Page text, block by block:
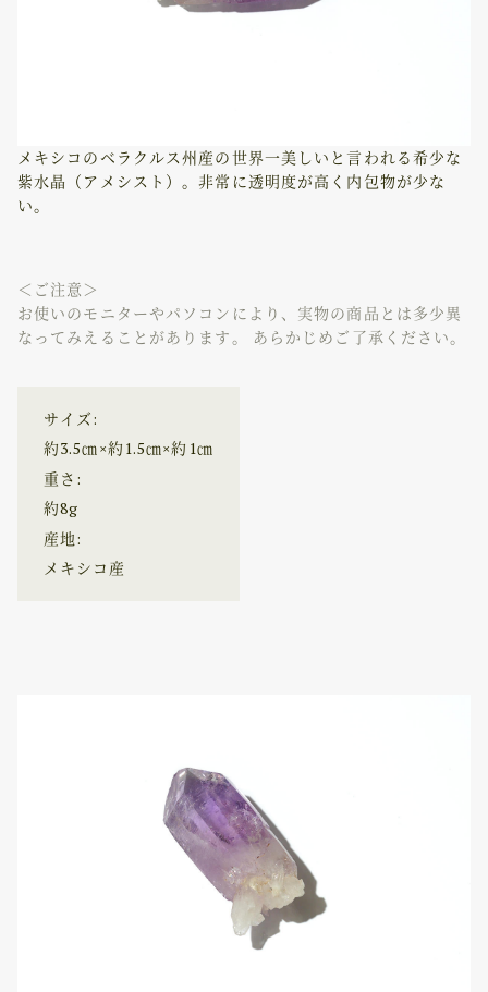
メキシコのベラクルス州産の世界一美しいと言われる希少な
紫水晶（アメシスト）。非常に透明度が高く内包物が少な
い。
＜ご注意＞
お使いのモニターやパソコンにより、実物の商品とは多少異
なってみえることがあります。 あらかじめご了承ください。
サイズ:
約3.5㎝×約1.5㎝×約1㎝
重さ:
約8g
産地:
メキシコ産